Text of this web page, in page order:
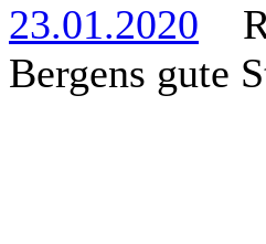
23.01.2020
Bergens gute